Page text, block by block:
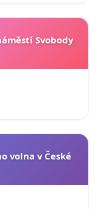
Svobody
volna v České